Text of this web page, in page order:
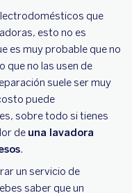
que
esto no es
es muy probable que no
que no las usen de
suele ser muy
puede
sobre todo si tienes
de una lavadora
.
un servicio de
saber que un